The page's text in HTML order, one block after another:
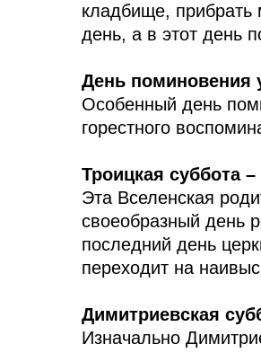
кладбище, прибрать
день, а в этот день
День поминовения
Особенный день
горестного
Троицкая суббота
Эта Вселенская
своеобразный день
последний день
переходит на
Димитриевская
Изначально